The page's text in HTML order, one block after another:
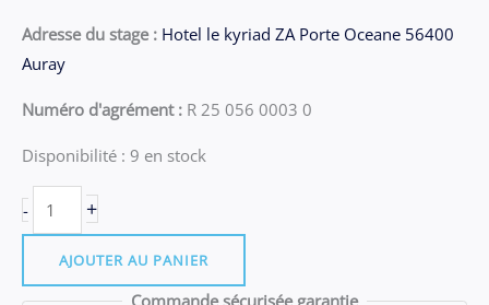
Adresse du stage : Hotel le kyriad ZA Porte Oceane 56400
Auray
Numéro d'agrément : R 25 056 0003 0
Disponibilité : 9 en stock
-
quantité
de
Stage
Auray
+
AJOUTER AU PANIER